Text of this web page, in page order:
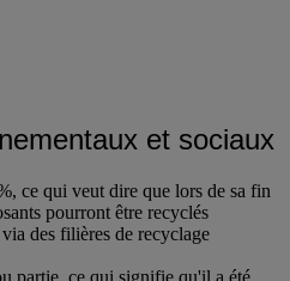
et sociaux
ce qui veut dire que lors de sa fin
pourront être recyclés
des filières de recyclage
partie, ce qui signifie qu'il a été